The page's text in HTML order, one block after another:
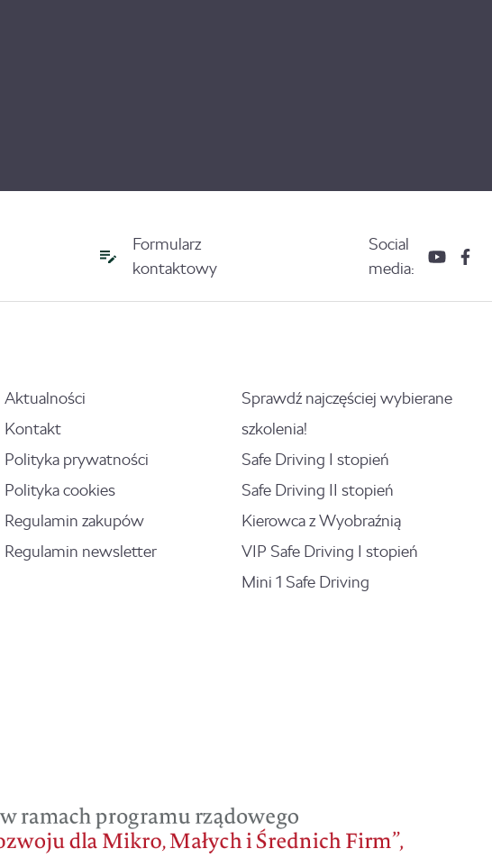
Formularz
kontaktowy
Social
media:
Aktualności
Kontakt
Polityka prywatności
Polityka cookies
Regulamin zakupów
Regulamin newsletter
Sprawdź najczęściej wybierane
szkolenia!
Safe Driving I stopień
Safe Driving II stopień
Kierowca z Wyobraźnią
VIP Safe Driving I stopień
Mini 1 Safe Driving